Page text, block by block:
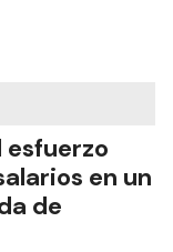
esfuerzo
en un
de